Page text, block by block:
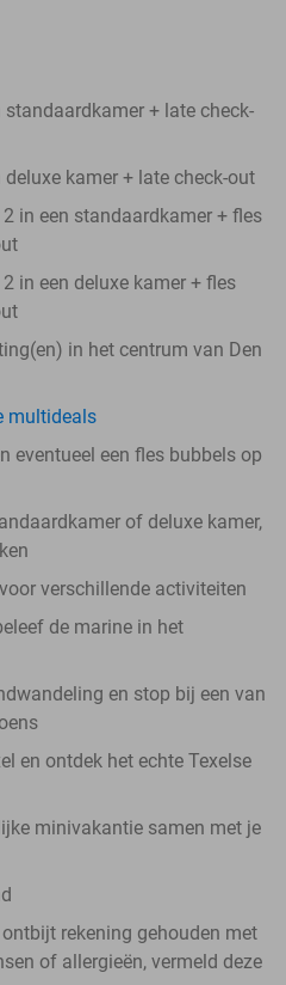
+ late check-
kamer + late check-out
in een standaardkamer + fles
in een deluxe kamer + fles
in het centrum van Den
multideals
eventueel een fles bubbels op
of deluxe kamer,
verschillende activiteiten
de marine in het
en stop bij een van
en ontdek het echte Texelse
minivakantie samen met je
rekening gehouden met
of allergieën, vermeld deze